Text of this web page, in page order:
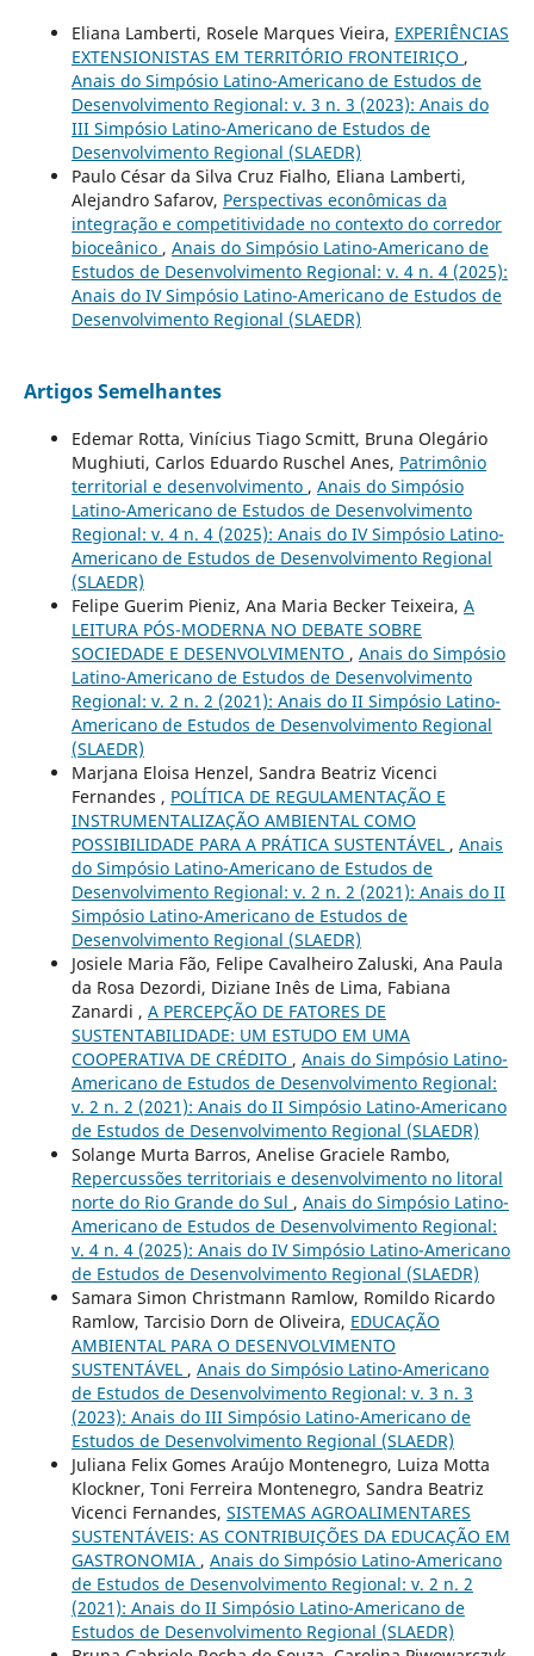
Eliana Lamberti, Rosele Marques Vieira, EXPERIÊNCIAS
EXTENSIONISTAS EM TERRITÓRIO FRONTEIRIÇO ,
Anais do Simpósio Latino-Americano de Estudos de
Desenvolvimento Regional: v. 3 n. 3 (2023): Anais do
III Simpósio Latino-Americano de Estudos de
Desenvolvimento Regional (SLAEDR)
Paulo César da Silva Cruz Fialho, Eliana Lamberti,
Alejandro Safarov, Perspectivas econômicas da
integração e competitividade no contexto do corredor
bioceânico , Anais do Simpósio Latino-Americano de
Estudos de Desenvolvimento Regional: v. 4 n. 4 (2025):
Anais do IV Simpósio Latino-Americano de Estudos de
Desenvolvimento Regional (SLAEDR)
Artigos Semelhantes
Edemar Rotta, Vinícius Tiago Scmitt, Bruna Olegário
Mughiuti, Carlos Eduardo Ruschel Anes, Patrimônio
territorial e desenvolvimento , Anais do Simpósio
Latino-Americano de Estudos de Desenvolvimento
Regional: v. 4 n. 4 (2025): Anais do IV Simpósio Latino-
Americano de Estudos de Desenvolvimento Regional
(SLAEDR)
Felipe Guerim Pieniz, Ana Maria Becker Teixeira, A
LEITURA PÓS-MODERNA NO DEBATE SOBRE
SOCIEDADE E DESENVOLVIMENTO , Anais do Simpósio
Latino-Americano de Estudos de Desenvolvimento
Regional: v. 2 n. 2 (2021): Anais do II Simpósio Latino-
Americano de Estudos de Desenvolvimento Regional
(SLAEDR)
Marjana Eloisa Henzel, Sandra Beatriz Vicenci
Fernandes , POLÍTICA DE REGULAMENTAÇÃO E
INSTRUMENTALIZAÇÃO AMBIENTAL COMO
POSSIBILIDADE PARA A PRÁTICA SUSTENTÁVEL , Anais
do Simpósio Latino-Americano de Estudos de
Desenvolvimento Regional: v. 2 n. 2 (2021): Anais do II
Simpósio Latino-Americano de Estudos de
Desenvolvimento Regional (SLAEDR)
Josiele Maria Fão, Felipe Cavalheiro Zaluski, Ana Paula
da Rosa Dezordi, Diziane Inês de Lima, Fabiana
Zanardi , A PERCEPÇÃO DE FATORES DE
SUSTENTABILIDADE: UM ESTUDO EM UMA
COOPERATIVA DE CRÉDITO , Anais do Simpósio Latino-
Americano de Estudos de Desenvolvimento Regional:
v. 2 n. 2 (2021): Anais do II Simpósio Latino-Americano
de Estudos de Desenvolvimento Regional (SLAEDR)
Solange Murta Barros, Anelise Graciele Rambo,
Repercussões territoriais e desenvolvimento no litoral
norte do Rio Grande do Sul , Anais do Simpósio Latino-
Americano de Estudos de Desenvolvimento Regional:
v. 4 n. 4 (2025): Anais do IV Simpósio Latino-Americano
de Estudos de Desenvolvimento Regional (SLAEDR)
Samara Simon Christmann Ramlow, Romildo Ricardo
Ramlow, Tarcisio Dorn de Oliveira, EDUCAÇÃO
AMBIENTAL PARA O DESENVOLVIMENTO
SUSTENTÁVEL , Anais do Simpósio Latino-Americano
de Estudos de Desenvolvimento Regional: v. 3 n. 3
(2023): Anais do III Simpósio Latino-Americano de
Estudos de Desenvolvimento Regional (SLAEDR)
Juliana Felix Gomes Araújo Montenegro, Luiza Motta
Klockner, Toni Ferreira Montenegro, Sandra Beatriz
Vicenci Fernandes, SISTEMAS AGROALIMENTARES
SUSTENTÁVEIS: AS CONTRIBUIÇÕES DA EDUCAÇÃO EM
GASTRONOMIA , Anais do Simpósio Latino-Americano
de Estudos de Desenvolvimento Regional: v. 2 n. 2
(2021): Anais do II Simpósio Latino-Americano de
Estudos de Desenvolvimento Regional (SLAEDR)